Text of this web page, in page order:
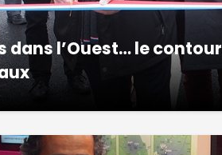
dans l’Ouest… le